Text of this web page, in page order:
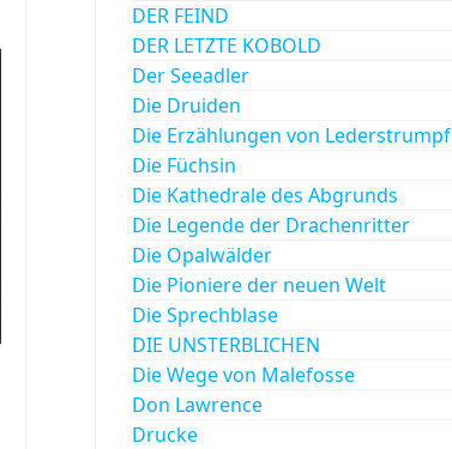
DER FEIND
DER LETZTE KOBOLD
Der Seeadler
Die Druiden
Die Erzählungen von Lederstrumpf
Die Füchsin
Die Kathedrale des Abgrunds
Die Legende der Drachenritter
Die Opalwälder
Die Pioniere der neuen Welt
Die Sprechblase
DIE UNSTERBLICHEN
Die Wege von Malefosse
Don Lawrence
Drucke